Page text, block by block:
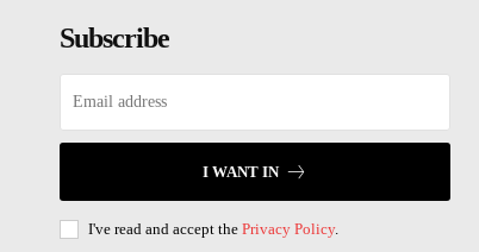
Subscribe
I WANT IN
I've read and accept the Privacy Policy.